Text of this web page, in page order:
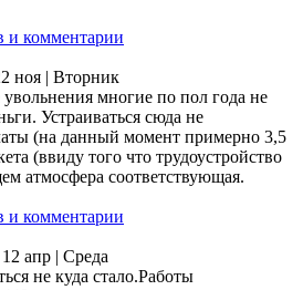
и комментарии
ноя | Вторник
многие по пол года не
Устраиваться сюда не
(на данный момент примерно 3,5
(ввиду того что трудоустройство
атмосфера соответствующая.
и комментарии
12 апр | Среда
не куда стало.Работы